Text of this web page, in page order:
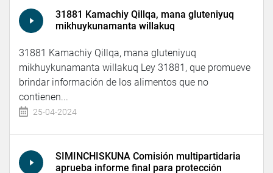
31881 Kamachiy Qillqa, mana gluteniyuq
mikhuykunamanta willakuq
31881 Kamachiy Qillqa, mana gluteniyuq
mikhuykunamanta willakuq Ley 31881, que promueve
brindar información de los alimentos que no
contienen...
25-04-2024
SIMINCHISKUNA Comisión multipartidaria
aprueba informe final para protección